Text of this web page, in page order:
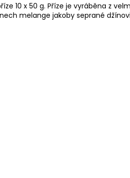
10 x 50 g. Příze je vyráběna z
melange jakoby seprané